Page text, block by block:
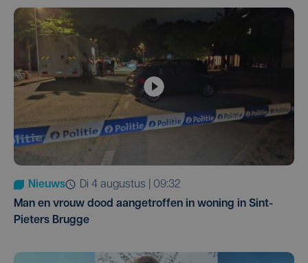
Nieuws
di 4 augustus | 09:32
Man en vrouw dood aangetroffen in woning in Sint-
Pieters Brugge